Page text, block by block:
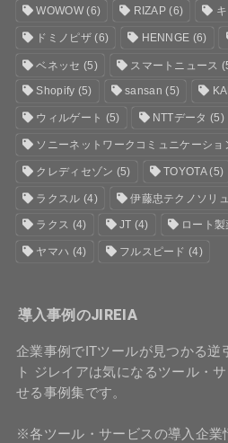
WOWOW(6) RIZAP (6)
ドミノピザ(6) HENNGE (6)
ベネッセ (5) スマートニュース
Shopify (5) sansan (5)
ウィルゲート (5) NTTデータ (5)
ソニーネットワークコミュニケーショ
クレディセゾン (5) TOYOTA(5)
ラクスル (4) 伊藤忠テクノソリ
ラクス (4) JT (4) ロート製
ヤマハ (4) フルスピード (4)
導入事例のJIREIA
企業事例でITツールが見つかる逆
ト ジレイアは気になるツール・
せる事例集です。
※各ツール・サービスの導入企業